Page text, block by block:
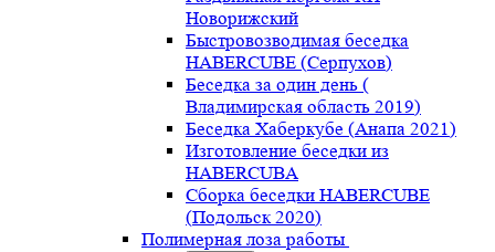
Новорижский
Быстровозводимая беседка
HABERCUBE (Серпухов)
Беседка за один день (
Владимирская область 2019)
Беседка Хаберкубе (Анапа 2021)
Изготовление беседки из
HABERCUBA
Сборка беседки HABERCUBE
(Подольск 2020)
Полимерная лоза работы